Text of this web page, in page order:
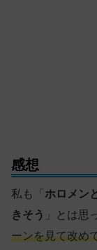
感想
私も「 ホロメン
きそう 」とは思
ーンを見て改め